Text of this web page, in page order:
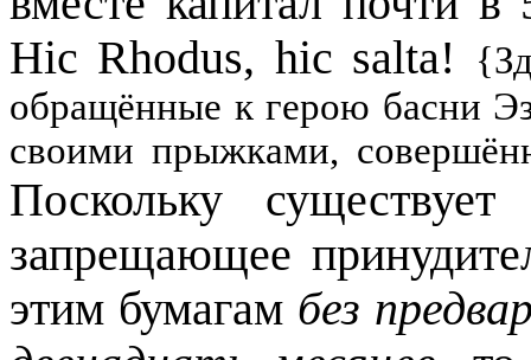
Hic Rhodus, hic salta!
обращённые к герою басни
своими прыжками,
Поскольку существует
запрещающее
этим бумагам без